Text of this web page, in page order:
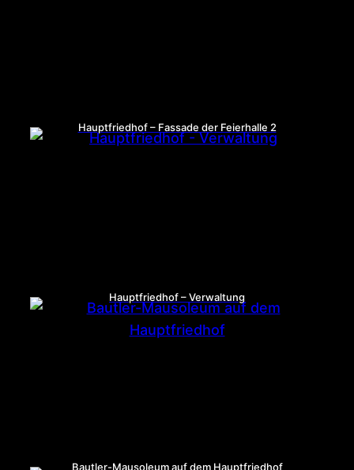
Hauptfriedhof – Fassade der Feierhalle 2
Hauptfriedhof – Verwaltung
Bautler-Mausoleum auf dem Hauptfriedhof